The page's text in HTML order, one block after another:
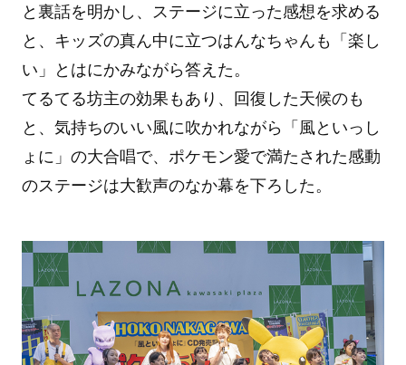
と裏話を明かし、ステージに立った感想を求める
と、キッズの真ん中に立つはんなちゃんも「楽し
い」とはにかみながら答えた。
てるてる坊主の効果もあり、回復した天候のも
と、気持ちのいい風に吹かれながら「風といっし
ょに」の大合唱で、ポケモン愛で満たされた感動
のステージは大歓声のなか幕を下ろした。